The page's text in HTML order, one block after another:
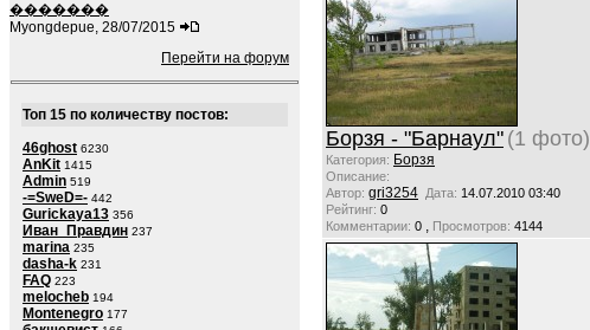
�������
Myongdepue, 28/07/2015
Перейти на форум
Топ 15 по количеству постов:
46ghost 6230
AnKit 1415
Admin 519
-=SweD=- 442
Gurickaya13 356
Иван_Правдин 237
marina 235
dasha-k 231
FAQ 223
melocheb 194
Montenegro 177
Борзя - "Барнаул" (1 фото)
Категория: Борзя
Описание:
Автор: gri3254 Дата: 14.07.2010 03:40
Рейтинг: 0
Комментарии: 0 , Просмотров: 4144